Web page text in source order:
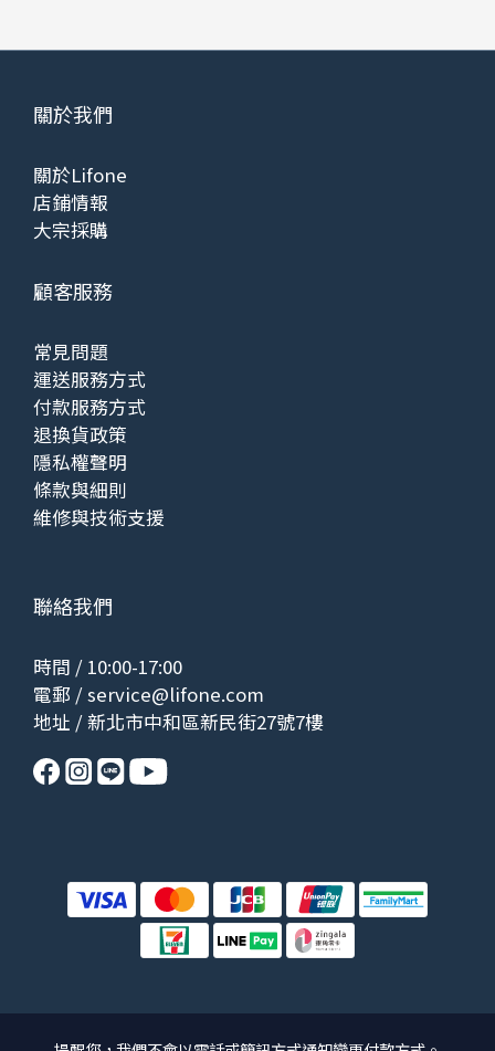
關於我們
關於Lifone
店鋪情報
大宗採購
顧客服務
常見問題
運送服務方式
付款服務方式
退換貨政策
隱私權聲明
條款與細則
維修與技術支援
聯絡我們
時間 / 10:00-17:00
電郵 /service@lifone.com
地址 / 新北市中和區新民街27號7樓